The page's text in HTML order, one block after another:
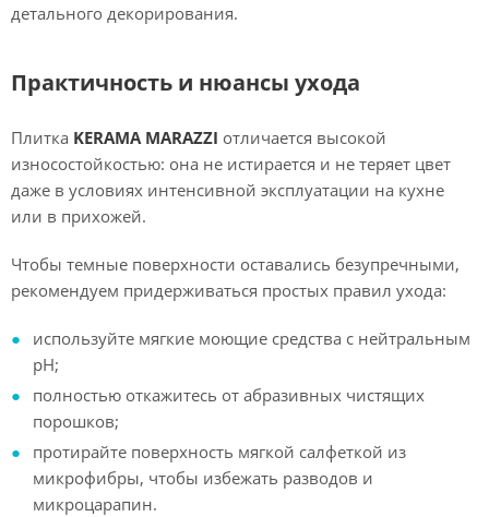
детального декорирования.
Практичность и нюансы ухода
Плитка KERAMA MARAZZI отличается высокой
износостойкостью: она не истирается и не теряет цвет
даже в условиях интенсивной эксплуатации на кухне
или в прихожей.
Чтобы темные поверхности оставались безупречными,
рекомендуем придерживаться простых правил ухода:
используйте мягкие моющие средства с нейтральным
pH;
полностью откажитесь от абразивных чистящих
порошков;
протирайте поверхность мягкой салфеткой из
микрофибры, чтобы избежать разводов и
микроцарапин.